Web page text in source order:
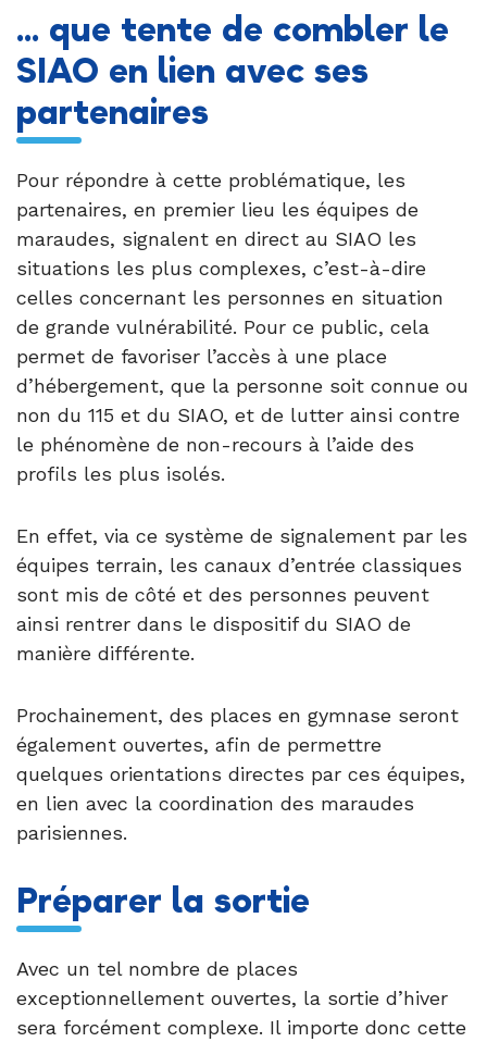
... que tente de combler le
SIAO en lien avec ses
partenaires
Pour répondre à cette problématique, les
partenaires, en premier lieu les équipes de
maraudes, signalent en direct au SIAO les
situations les plus complexes, c’est-à-dire
celles concernant les personnes en situation
de grande vulnérabilité. Pour ce public, cela
permet de favoriser l’accès à une place
d’hébergement, que la personne soit connue ou
non du 115 et du SIAO, et de lutter ainsi contre
le phénomène de non-recours à l’aide des
profils les plus isolés.
En effet, via ce système de signalement par les
équipes terrain, les canaux d’entrée classiques
sont mis de côté et des personnes peuvent
ainsi rentrer dans le dispositif du SIAO de
manière différente.
Prochainement, des places en gymnase seront
également ouvertes, afin de permettre
quelques orientations directes par ces équipes,
en lien avec la coordination des maraudes
parisiennes.
Préparer la sortie
Avec un tel nombre de places
exceptionnellement ouvertes, la sortie d’hiver
sera forcément complexe. Il importe donc cette